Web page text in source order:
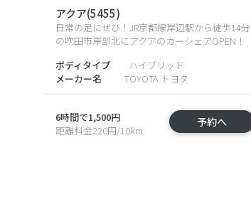
アクア(5455)
日常の足にぜひ！JR京都線岸辺駅から徒歩14分
の吹田市岸部北にアクアのカーシェアOPEN！
ボディタイプ
メーカー名
ハイブリッド
TOYOTA トヨタ
6時間で1,500円
距離料金220円/10km
予約へ